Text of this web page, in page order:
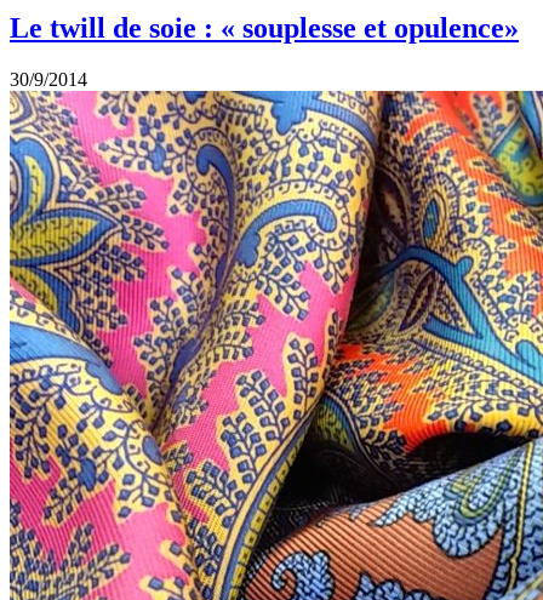
Le twill de soie : « souplesse et opulence»
30/9/2014